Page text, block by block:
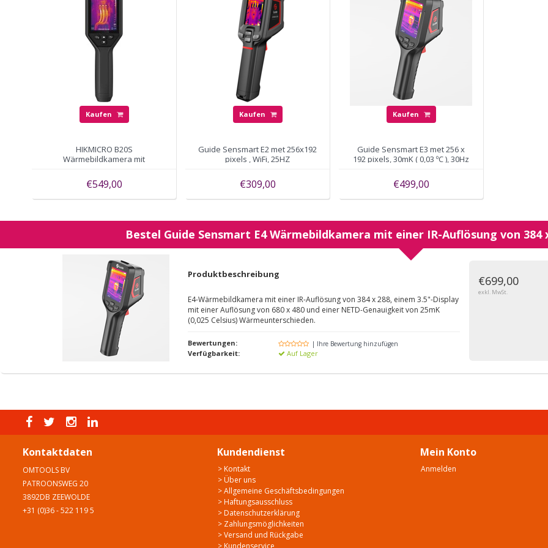
Kaufen
HIKMICRO B20S
Wärmebildkamera mit
WiFi
€549,00
Kaufen
Guide Sensmart E2 met 256x192
pixels , WiFi, 25HZ
€309,00
Kaufen
Guide Sensmart E3 met 256 x
192 pixels, 30mK ( 0,03 ºC ), 30Hz
€499,00
Bestel Guide Sensmart E4 Wärmebildkamera mit einer IR-Auflösung von 384
Produktbeschreibung
E4-Wärmebildkamera mit einer IR-Auflösung von 384 x 288, einem 3.5"-Display
mit einer Auflösung von 680 x 480 und einer NETD-Genauigkeit von 25mK
(0,025 Celsius) Wärmeunterschieden.
Bewertungen: | Ihre Bewertung hinzufügen
Verfügbarkeit: Auf Lager
€699,00
exkl. MwSt.
Kontaktdaten
OMTOOLS BV
PATROONSWEG 20
3892DB ZEEWOLDE
+31 (0)36 - 522 119 5
Kundendienst
> Kontakt
> Über uns
> Allgemeine Geschäftsbedingungen
> Haftungsausschluss
> Datenschutzerklärung
> Zahlungsmöglichkeiten
> Versand und Rückgabe
Mein Konto
Anmelden